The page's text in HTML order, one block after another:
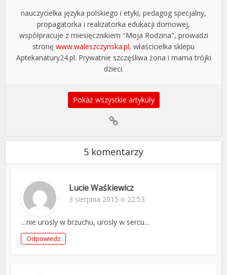
nauczycielka języka polskiego i etyki, pedagog specjalny,
propagatorka i realizatorka edukacji domowej,
współpracuje z miesięcznikiem "Moja Rodzina", prowadzi
stronę www.waleszczynska.pl, właścicielka sklepu
Aptekanatury24.pl. Prywatnie szczęśliwa żona i mama trójki
dzieci.
Pokaż wszystkie artykuły
5 komentarzy
Lucie Waśkiewicz
3 sierpnia 2015 o 22:53
…nie urosly w brzuchu, urosly w sercu…
Odpowiedz